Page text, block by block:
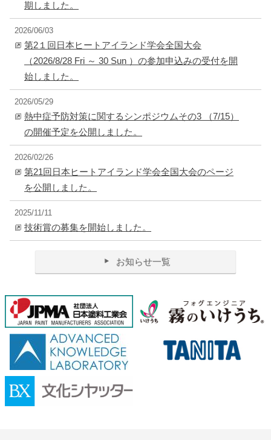
期しました。
2026/06/03
第2１回日本ヒートアイランド学会全国大会
（2026/8/28 Fri ～ 30 Sun ）の参加申込みの受付を開
始しました。
2026/05/29
熱中症予防対策に関するシンポジウムその3 （7/15）
の開催予定を公開しました。
2026/02/26
第21回日本ヒートアイランド学会全国大会のページ
を公開しました。
2025/11/11
技術賞の募集を開始しました。
お知らせ一覧